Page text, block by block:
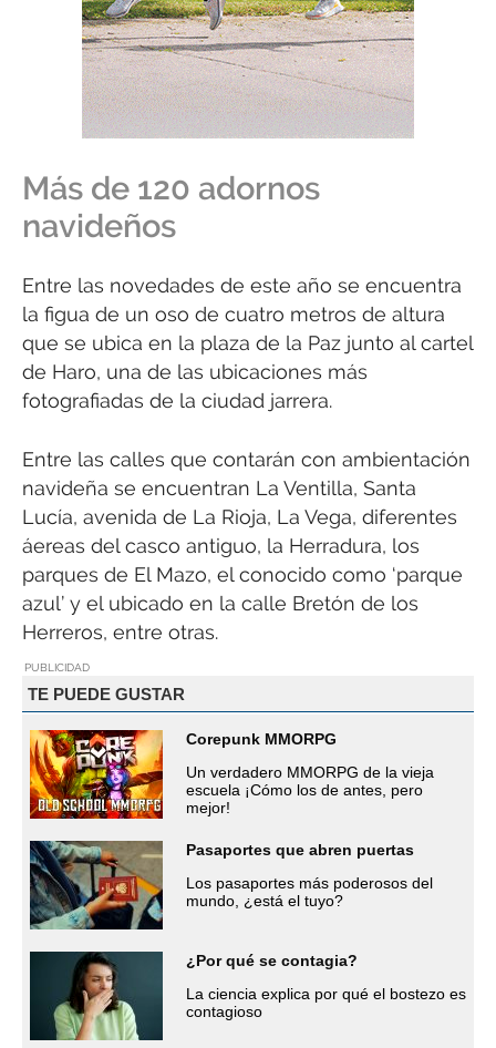
Más de 120 adornos
navideños
Entre las novedades de este año se encuentra
la figua de un oso de cuatro metros de altura
que se ubica en la plaza de la Paz junto al cartel
de Haro, una de las ubicaciones más
fotografiadas de la ciudad jarrera.
Entre las calles que contarán con ambientación
navideña se encuentran La Ventilla, Santa
Lucía, avenida de La Rioja, La Vega, diferentes
áereas del casco antiguo, la Herradura, los
parques de El Mazo, el conocido como ‘parque
azul’ y el ubicado en la calle Bretón de los
Herreros, entre otras.
PUBLICIDAD
TE PUEDE GUSTAR
Corepunk MMORPG
Un verdadero MMORPG de la vieja
escuela ¡Cómo los de antes, pero
mejor!
Pasaportes que abren puertas
Los pasaportes más poderosos del
mundo, ¿está el tuyo?
¿Por qué se contagia?
La ciencia explica por qué el bostezo es
contagioso